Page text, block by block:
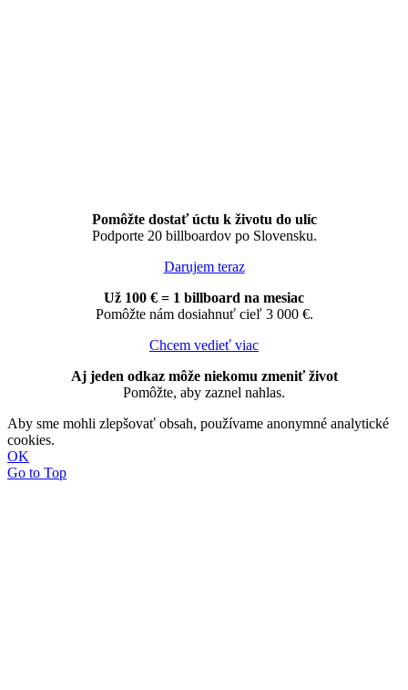
Pomôžte dostať úctu k životu do ulíc
Podporte 20 billboardov po Slovensku.
Darujem teraz
Už 100 € = 1 billboard na mesiac
Pomôžte nám dosiahnuť cieľ 3 000 €.
Chcem vedieť viac
Aj jeden odkaz môže niekomu zmeniť život
Pomôžte, aby zaznel nahlas.
Aby sme mohli zlepšovať obsah, používame anonymné analytické
cookies.
OK
Go to Top